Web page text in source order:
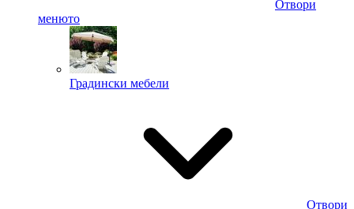
Отвори
менюто
Градински мебели
Отвори